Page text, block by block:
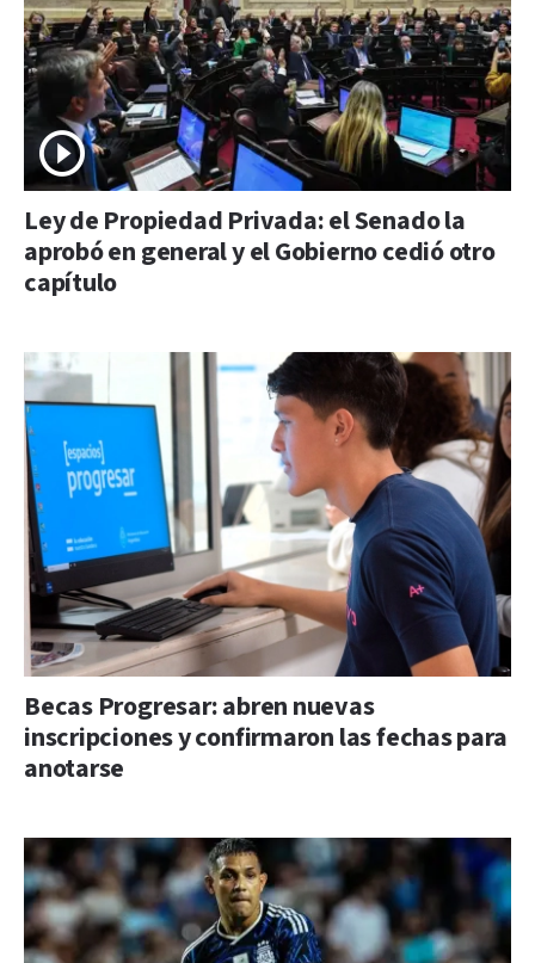
Ley de Propiedad Privada: el Senado la
aprobó en general y el Gobierno cedió otro
capítulo
Becas Progresar: abren nuevas
inscripciones y confirmaron las fechas para
anotarse